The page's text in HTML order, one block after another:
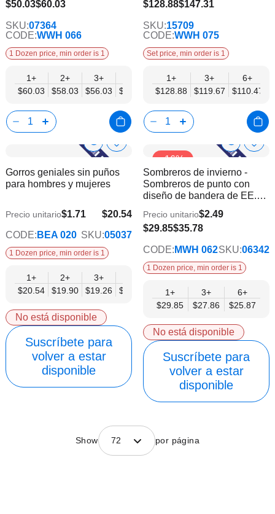
$50.03$60.03
CODE:WWH 066
SKU:07364
1 Dozen price, min order is 1
1+
$60.03
2+
$58.03
3+
$56.03
$54.03
9+
$52.03
12+
$50.03
$128.88$147.31
$110.47
CODE:WWH 075
SKU:15709
Set price, min order is 1
1+
$128.88
3+
$119.67
6+
$110.47
Show
Info
Añadir
la
deseos
Gorros geniales sin puños
para hombres y mujeres
$20.54
$16.69
Precio unitario$1.71
CODE: BEA 020 SKU:05037
1 Dozen price, min order is 1
1+
$20.54
2+
$19.90
3+
$19.26
$18.62
6+
$17.98
9+
$17.33
12+
$16.69
No está disponible
Suscríbete para
volver a estar
disponible
-16%
Show
Info
de
Sombreros de invierno -
Sombreros de punto con
diseño de bandera de EE.
$29.85$35.78
$25.87
Precio unitario$2.49
CODE: MWH 062SKU:06342
1 Dozen price, min order is 1
1+
$29.85
3+
$27.86
6+
$25.87
No está disponible
Suscríbete para
volver a estar
disponible
Show 72 por página